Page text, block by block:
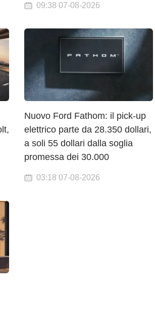
09:38 07-08-2026
Nuovo Ford Fathom: il pick-up
elettrico parte da 28.350 dollari,
a soli 55 dollari dalla soglia
promessa dei 30.000
03:18 07-08-2026